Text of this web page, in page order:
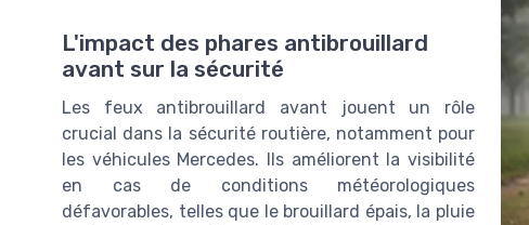
L'impact des phares antibrouillard
avant sur la sécurité
Les feux antibrouillard avant jouent un rôle
crucial dans la sécurité routière, notamment pour
les véhicules Mercedes. Ils améliorent la visibilité
en cas de conditions météorologiques
défavorables, telles que le brouillard épais, la pluie